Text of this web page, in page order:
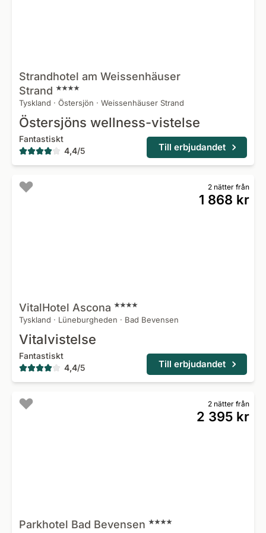
Strandhotel am Weissenhäuser
Strand
Tyskland · Östersjön · Weissenhäuser Strand
Östersjöns wellness-vistelse
Fantastiskt
4,4/5 Till erbjudandet
2 nätter från
1 868 kr
VitalHotel Ascona
Tyskland · Lüneburgheden · Bad Bevensen
Vitalvistelse
Fantastiskt
4,4/5 Till erbjudandet
2 nätter från
2 395 kr
Parkhotel Bad Bevensen